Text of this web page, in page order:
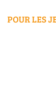
POUR LES